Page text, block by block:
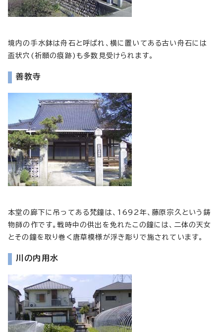
境内の手水鉢は舟石と呼ばれ、横に置いてある古い舟石には
盃状穴(祈願の痕跡)も多数見受けられます。
善教寺
本堂の廊下に吊ってある梵鐘は、1692年、藤原宗久という鋳
物師の作です。戦時中の供出を免れたこの鐘には、二体の天女
とその鐘を取り巻く唐草模様が浮き彫りで施されています。
川の内用水